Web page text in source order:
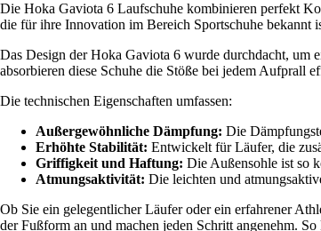
Die Hoka Gaviota 6 Laufschuhe kombinieren perfekt
die für ihre Innovation im Bereich Sportschuhe bekannt
Das Design der Hoka Gaviota 6 wurde durchdacht, um
absorbieren diese Schuhe die Stöße bei jedem Aufprall
Die technischen Eigenschaften umfassen:
Außergewöhnliche Dämpfung: Die
Erhöhte Stabilität: Entwickelt für Läufer, die
Griffigkeit und Haftung: Die Außensohle ist so
Atmungsaktivität: Die leichten und
Ob Sie ein gelegentlicher Läufer oder ein erfahrener
der Fußform an und machen jeden Schritt angenehm.